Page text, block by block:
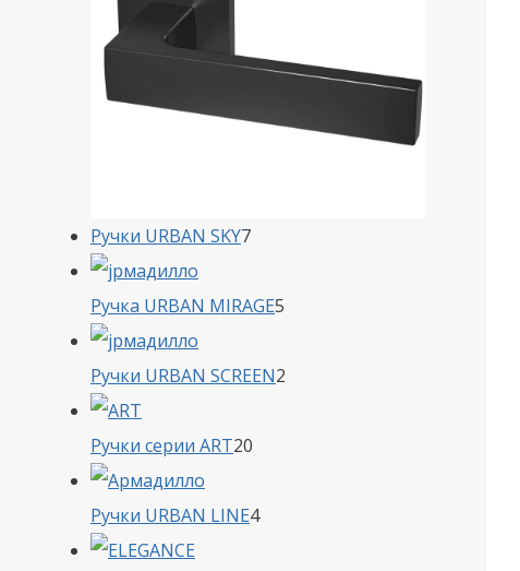
Ручки URBAN SKY77
Ручка URBAN MIRAGE5
Ручки URBAN SCREEN2
Ручки серии ART20
Ручки URBAN LINE44